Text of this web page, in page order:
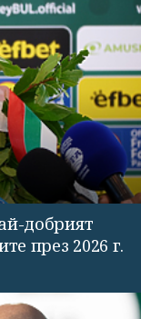
добрият
през 2026 г.